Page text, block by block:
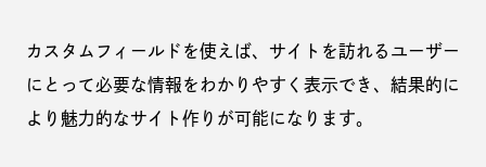
カスタムフィールドを使えば、サイトを訪れるユーザー
にとって必要な情報をわかりやすく表示でき、結果的に
より魅力的なサイト作りが可能になります。